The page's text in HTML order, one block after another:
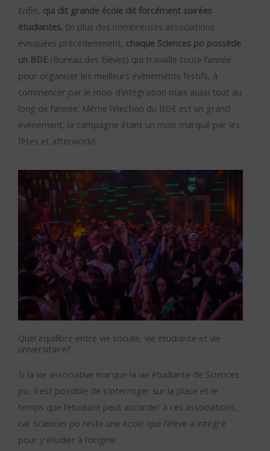
Enfin, qui dit grande école dit forcément soirées
étudiantes. En plus des nombreuses associations
évoquées précédemment, chaque Sciences po possède
un BDE (Bureau des Élèves) qui travaille toute l’année
pour organiser les meilleurs évènements festifs, à
commencer par le mois d’intégration mais aussi tout au
long de l’année. Même l’élection du BDE est un grand
évènement, la campagne étant un mois marqué par les
fêtes et afterworks.
Quel équilibre entre vie sociale, vie étudiante et vie
universitaire?
Si la vie associative marque la vie étudiante de Sciences
po, il est possible de s’interroger sur la place et le
temps que l’étudiant peut accorder à ces associations,
car Sciences po reste une école que l’élève a intégré
pour y étudier à l’origine.